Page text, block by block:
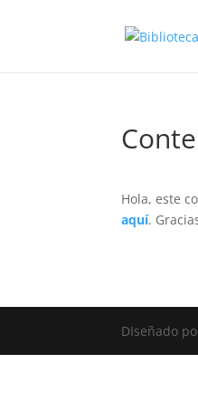
Hola, este
aquí.
DIseñado